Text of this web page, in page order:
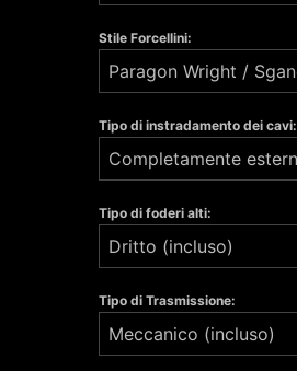
Stile Forcellini:
Tipo di instradamento dei cavi:
Tipo di foderi alti:
Dritto (incluso)
Tipo di Trasmissione:
Meccanico (incluso)